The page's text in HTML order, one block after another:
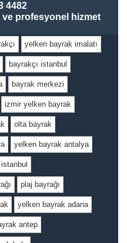
4482
ve profesyonel hizmet
yelken bayrak imalatı
bayrakçı istanbul
bayrak merkezi
izmir yelken bayrak
olta bayrak
yelken bayrak antalya
plaj bayrağı
yelken bayrak adana
antep